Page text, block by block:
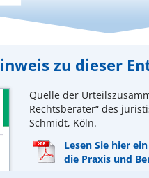
zu dieser
Quelle der
Rechtsberater“ des
Schmidt, Köln.
Lesen Sie hier
die Praxis und